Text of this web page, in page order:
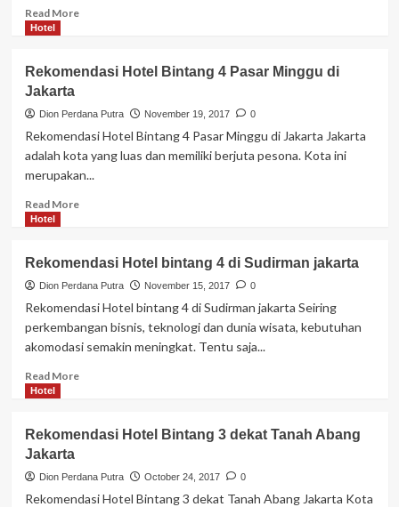
Read MoreRead
Hotel
4
di
Jakarta
Hotel
Rekomendasi Hotel Bintang 4 Pasar Minggu di
Jakarta
Dion Perdana Putra November 19, 2017 0
Rekomendasi Hotel Bintang 4 Pasar Minggu di Jakarta Jakarta
adalah kota yang luas dan memiliki berjuta pesona. Kota ini
merupakan...
Read MoreRead
Hotel
Bintang
4
Minggu
di
Hotel
Rekomendasi Hotel bintang 4 di Sudirman jakarta
Dion Perdana Putra November 15, 2017 0
Rekomendasi Hotel bintang 4 di Sudirman jakarta Seiring
perkembangan bisnis, teknologi dan dunia wisata, kebutuhan
akomodasi semakin meningkat. Tentu saja...
Read MoreRead
Hotel
4
di
Hotel
Rekomendasi Hotel Bintang 3 dekat Tanah Abang
Jakarta
Dion Perdana Putra October 24, 2017 0
Rekomendasi Hotel Bintang 3 dekat Tanah Abang Jakarta Kota